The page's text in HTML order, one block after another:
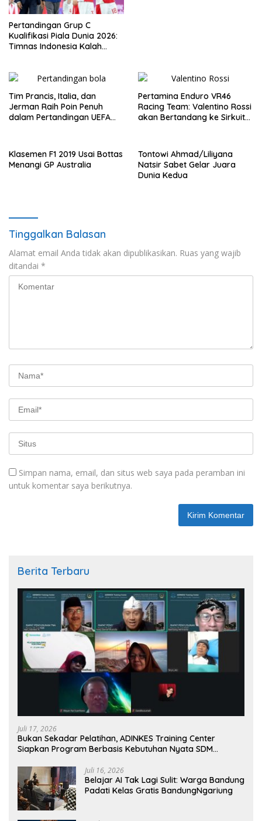
Pertandingan Grup C
Kualifikasi Piala Dunia 2026:
Timnas Indonesia Kalah
Tim Prancis, Italia, dan
Jerman Raih Poin Penuh
dalam Pertandingan UEFA
Pertamina Enduro VR46
Racing Team: Valentino Rossi
akan Bertandang ke Sirkuit
Klasemen F1 2019 Usai Bottas
Menangi GP Australia
Tontowi Ahmad/Liliyana
Natsir Sabet Gelar Juara
Dunia Kedua
Tinggalkan Balasan
Alamat email Anda tidak akan dipublikasikan. Ruas yang wajib
ditandai *
Simpan nama, email, dan situs web saya pada peramban ini
untuk komentar saya berikutnya.
Berita Terbaru
Juli 17, 2026
Bukan Sekadar Pelatihan, ADINKES Training Center
Siapkan Program Berbasis Kebutuhan Nyata SDM
Juli 16, 2026
Belajar AI Tak Lagi Sulit: Warga Bandung
Padati Kelas Gratis BandungNgariung